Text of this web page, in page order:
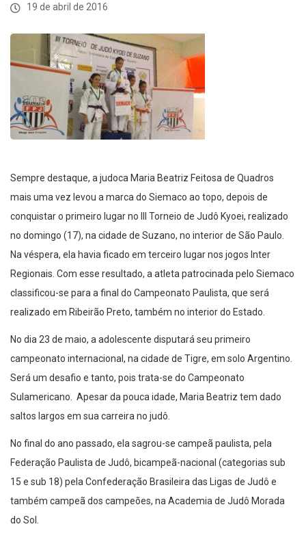
19 de abril de 2016
Sempre destaque, a judoca Maria Beatriz Feitosa de Quadros
mais uma vez levou a marca do Siemaco ao topo, depois de
conquistar o primeiro lugar no III Torneio de Judô Kyoei, realizado
no domingo (17), na cidade de Suzano, no interior de São Paulo.
Na véspera, ela havia ficado em terceiro lugar nos jogos Inter
Regionais. Com esse resultado, a atleta patrocinada pelo Siemaco
classificou-se para a final do Campeonato Paulista, que será
realizado em Ribeirão Preto, também no interior do Estado.
No dia 23 de maio, a adolescente disputará seu primeiro
campeonato internacional, na cidade de Tigre, em solo Argentino.
Será um desafio e tanto, pois trata-se do Campeonato
Sulamericano. Apesar da pouca idade, Maria Beatriz tem dado
saltos largos em sua carreira no judô.
No final do ano passado, ela sagrou-se campeã paulista, pela
Federação Paulista de Judô, bicampeã-nacional (categorias sub
15 e sub 18) pela Confederação Brasileira das Ligas de Judô e
também campeã dos campeões, na Academia de Judô Morada
do Sol.